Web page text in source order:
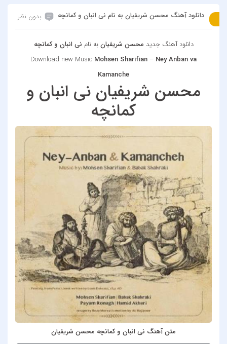
دانلود آهنگ محسن شریفیان به نام نی انبان و کمانچه بدون نظر
دانلود آهنگ جدید محسن شریفیانبه نام نی انبان و کمانچه
Download new Music Mohsen Sharifian – Ney Anban va
Kamanche
محسن شریفیان نی انبان و
کمانچه
متن آهنگ نی انبان و کمانچه محسن شریفیان